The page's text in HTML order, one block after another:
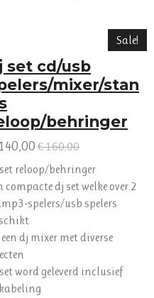
Sale!
set cd/usb
mixer/stan
behringer
€ 160,00
reloop/behringer
compacte dj set welke over 2
spelers/usb spelers
een dj mixer met diverse
word geleverd inclusief